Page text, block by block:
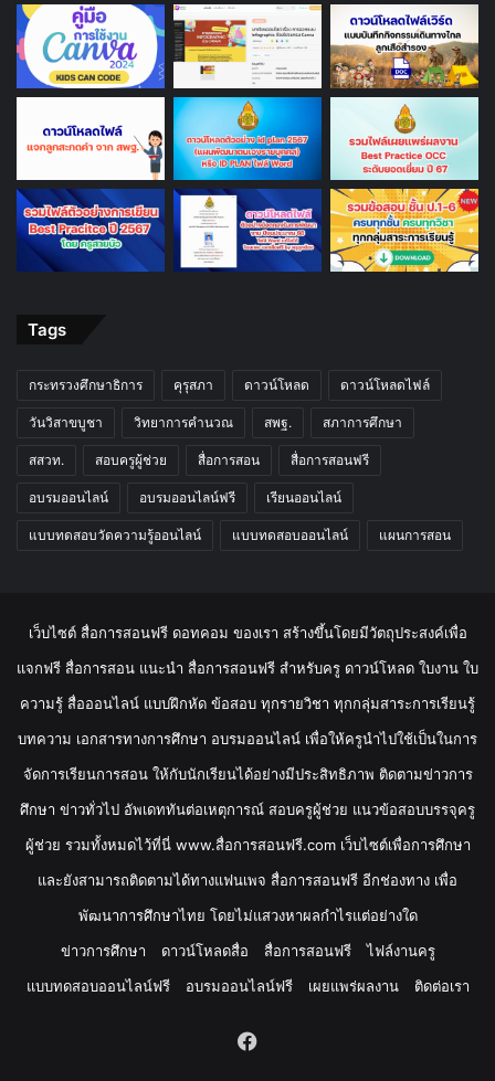
Tags
กระทรวงศึกษาธิการ คุรุสภา ดาวน์โหลด ดาวน์โหลดไฟล์
วันวิสาขบูชา วิทยาการคำนวณ สพฐ. สภาการศึกษา
สสวท. สอบครูผู้ช่วย สื่อการสอน สื่อการสอนฟรี
อบรมออนไลน์ อบรมออนไลน์ฟรี เรียนออนไลน์
แบบทดสอบวัดความรู้ออนไลน์ แบบทดสอบออนไลน์ แผนการสอน
เว็บไซต์ สื่อการสอนฟรี ดอทคอม ของเรา สร้างขึ้นโดยมีวัตถุประสงค์เพื่อ
แจกฟรี สื่อการสอน แนะนำ สื่อการสอนฟรี สำหรับครู ดาวน์โหลด ใบงาน ใบ
ความรู้ สื่อออนไลน์ แบบฝึกหัด ข้อสอบ ทุกรายวิชา ทุกกลุ่มสาระการเรียนรู้
บทความ เอกสารทางการศึกษา อบรมออนไลน์ เพื่อให้ครูนำไปใช้เป็นในการ
จัดการเรียนการสอน ให้กับนักเรียนได้อย่างมีประสิทธิภาพ ติดตามข่าวการ
ศึกษา ข่าวทั่วไป อัพเดททันต่อเหตุการณ์ สอบครูผู้ช่วย แนวข้อสอบบรรจุครู
ผู้ช่วย รวมทั้งหมดไว้ที่นี่ www.สื่อการสอนฟรี.com เว็บไซต์เพื่อการศึกษา
และยังสามารถติดตามได้ทางแฟนเพจ สื่อการสอนฟรี อีกช่องทาง เพื่อ
พัฒนาการศึกษาไทย โดยไม่แสวงหาผลกำไรแต่อย่างใด
ข่าวการศึกษา
ดาวน์โหลดสื่อ สื่อการสอนฟรี
ไฟล์งานครู
แบบทดสอบออนไลน์ฟรี
อบรมออนไลน์ฟรี เผยแพร่ผลงาน ติดต่อเรา
Facebook